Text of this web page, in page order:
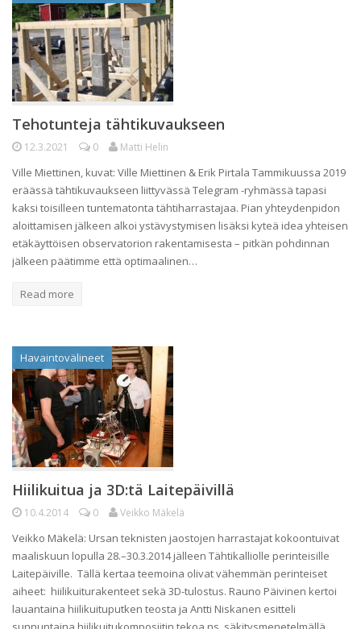
Tehotunteja tähtikuvaukseen
12.3.2021 0 Matti Helin
Ville Miettinen, kuvat: Ville Miettinen & Erik Pirtala Tammikuussa 2019
eräässä tähtikuvaukseen liittyvässä Telegram -ryhmässä tapasi
kaksi toisilleen tuntematonta tähtiharrastajaa. Pian yhteydenpidon
aloittamisen jälkeen alkoi ystävystymisen lisäksi kyteä idea yhteisen
etäkäyttöisen observatorion rakentamisesta – pitkän pohdinnan
jälkeen päätimme että optimaalinen…
Read more
Havaintovälineet
Hiilikuitua ja 3D:tä Laitepäivillä
10.4.2014 0 Veikko Mäkelä
Veikko Mäkelä: Ursan teknisten jaostojen harrastajat kokoontuivat
maaliskuun lopulla 28.–30.3.2014 jälleen Tähtikalliolle perinteisille
Laitepäiville. Tällä kertaa teemoina olivat vähemmän perinteiset
aiheet: hiilikuiturakenteet sekä 3D-tulostus. Rauno Päivinen kertoi
lauantaina hiilikuituputken teosta ja Antti Niskanen esitteli